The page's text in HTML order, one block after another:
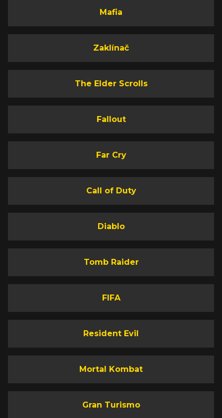
Mafia
Zaklínač
The Elder Scrolls
Fallout
Far Cry
Call of Duty
Diablo
Tomb Raider
FIFA
Resident Evil
Mortal Kombat
Gran Turismo